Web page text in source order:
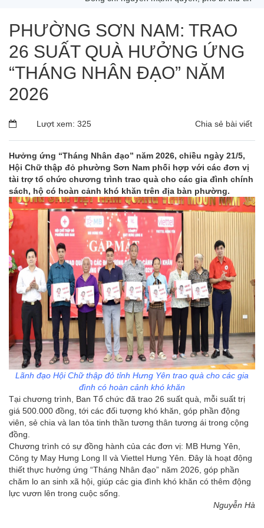
PHƯỜNG SƠN NAM: TRAO
26 SUẤT QUÀ HƯỞNG ỨNG
“THÁNG NHÂN ĐẠO” NĂM
2026
Lượt xem: 325 Chia sẻ bài viết
Hưởng ứng “Tháng Nhân đạo” năm 2026, chiều ngày 21/5,
Hội Chữ thập đỏ phường Sơn Nam phối hợp với các đơn vị
tài trợ tổ chức chương trình trao quà cho các gia đình chính
sách, hộ có hoàn cảnh khó khăn trên địa bàn phường.
Lãnh đạo Hội Chữ thập đỏ tỉnh Hưng Yên trao quà cho các gia
đình có hoàn cảnh khó khăn
Tại chương trình, Ban Tổ chức đã trao 26 suất quà, mỗi suất trị
giá 500.000 đồng, tới các đối tượng khó khăn, góp phần động
viên, sẻ chia và lan tỏa tinh thần tương thân tương ái trong cộng
đồng.
Chương trình có sự đồng hành của các đơn vị: MB Hưng Yên,
Công ty May Hưng Long II và Viettel Hưng Yên. Đây là hoạt động
thiết thực hưởng ứng “Tháng Nhân đạo” năm 2026, góp phần
chăm lo an sinh xã hội, giúp các gia đình khó khăn có thêm động
lực vươn lên trong cuộc sống.
Nguyễn Hà